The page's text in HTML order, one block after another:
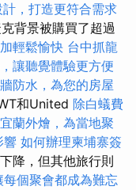
計，打造更符合需求
背景被購買了超過
輕鬆愉快 台中抓龍
讓聽覺體驗更方便
防水，為您的房屋
和United 除白蟻費
宜蘭外燴，為當地聚
響 如何辦理柬埔寨簽
降，但其他旅行則
個聚會都成為難忘